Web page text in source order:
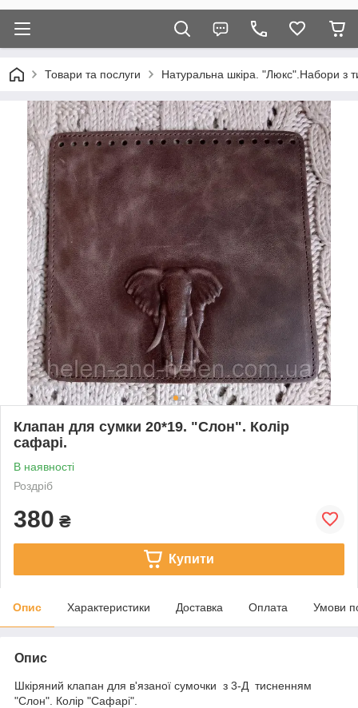
Товари та послуги Натуральна шкіра. "Люкс".Набори з
Клапан для сумки 20*19. "Слон". Колір
сафарі.
В наявності
Роздріб
380 ₴
Купити
Опис Характеристики Доставка Оплата Умови
Опис
Шкіряний клапан для в'язаної сумочки з 3-Д тисненням
"Слон". Колір "Сафарі".